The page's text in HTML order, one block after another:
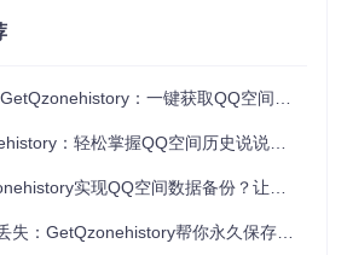
下命令检查环境是否配置成功：
requests; print('requests库安装成功')"
成功"，则表示基础环境已准备就绪。
：一键获取QQ空间历史说说，便捷回忆往昔时光
：轻松掌握QQ空间历史说说备份技巧
实现QQ空间数据备份？让珍贵回忆永不丢失的完整方案
GetQzonehistory帮你永久保存QQ空间珍贵回忆